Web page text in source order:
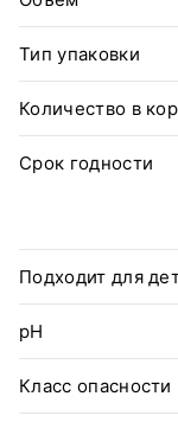
Тип упаковки
Количество в
Срок годности
Подходит для
pH
Класс опасности